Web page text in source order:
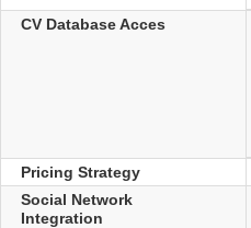
CV Database Acces
Pricing Strategy
Social Network
Integration